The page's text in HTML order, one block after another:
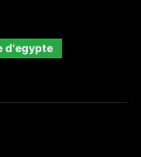
d'egypte